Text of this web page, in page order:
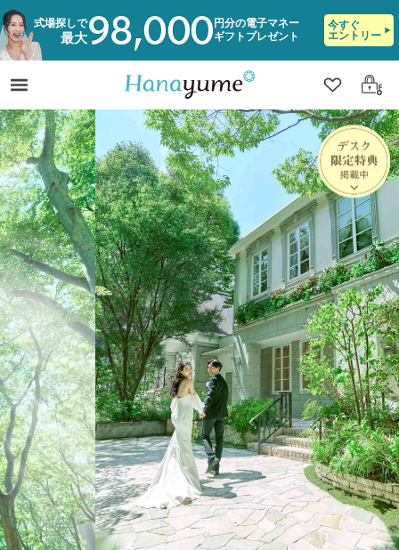
式場探しで
最大98,000 円分の電子マネー
ギフトプレゼント
今すぐ
エントリー
クリップ
ログ